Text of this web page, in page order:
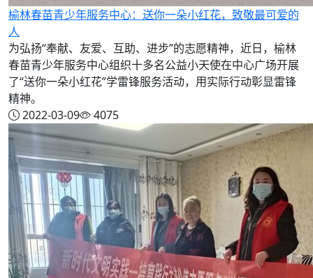
榆林春苗青少年服务中心：送你一朵小红花，致敬最可爱的
人
为弘扬“奉献、友爱、互助、进步”的志愿精神，近日，榆林
春苗青少年服务中心组织十多名公益小天使在中心广场开展
了“送你一朵小红花”学雷锋服务活动，用实际行动彰显雷锋
精神。
2022-03-09
4075